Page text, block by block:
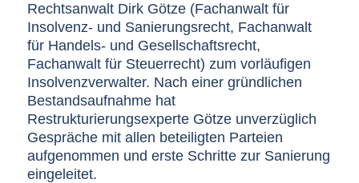
Rechtsanwalt Dirk Götze (Fachanwalt für
Insolvenz- und Sanierungsrecht, Fachanwalt
für Handels- und Gesellschaftsrecht,
Fachanwalt für Steuerrecht) zum vorläufigen
Insolvenzverwalter. Nach einer gründlichen
Bestandsaufnahme hat
Restrukturierungsexperte Götze unverzüglich
Gespräche mit allen beteiligten Parteien
aufgenommen und erste Schritte zur Sanierung
eingeleitet.